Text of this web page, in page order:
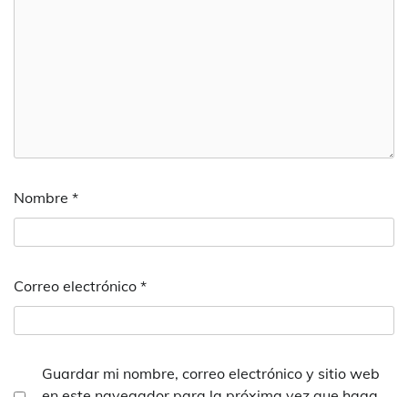
Nombre *
Correo electrónico *
Guardar mi nombre, correo electrónico y sitio web